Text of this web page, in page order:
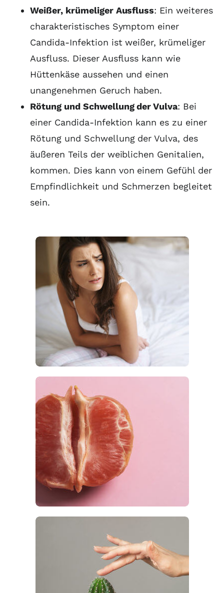
Weißer, krümeliger Ausfluss: Ein weiteres
charakteristisches Symptom einer
Candida-Infektion ist weißer, krümeliger
Ausfluss. Dieser Ausfluss kann wie
Hüttenkäse aussehen und einen
unangenehmen Geruch haben.
Rötung und Schwellung der Vulva: Bei
einer Candida-Infektion kann es zu einer
Rötung und Schwellung der Vulva, des
äußeren Teils der weiblichen Genitalien,
kommen. Dies kann von einem Gefühl der
Empfindlichkeit und Schmerzen begleitet
sein.